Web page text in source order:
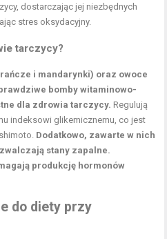
dostarczając jej niezbędnych
stres oksydacyjny.
tarczycy?
i mandarynki) oraz owoce
bomby witaminowo-
dla zdrowia tarczycy. Regulują
indeksowi glikemicznemu, co jest
Dodatkowo, zawarte w nich
stany zapalne.
produkcję hormonów
do diety przy